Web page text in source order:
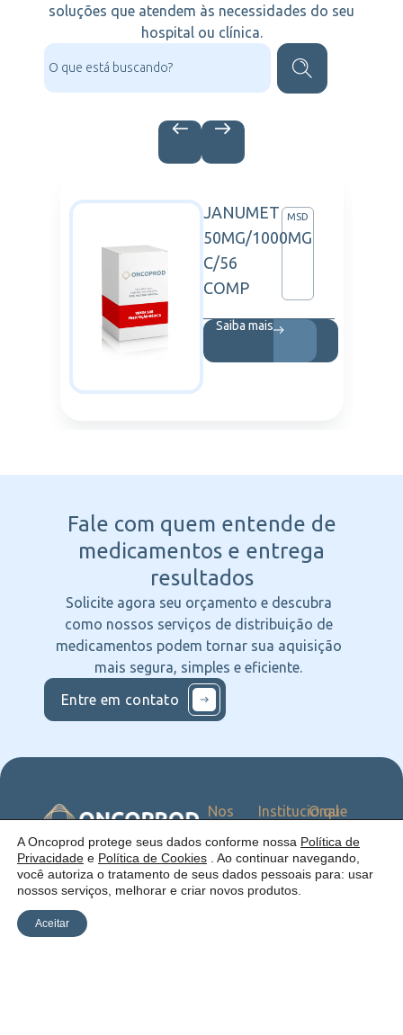
soluções que atendem às necessidades do seu
hospital ou clínica.
JANUMET
50MG/1000MG
C/56
COMP
MSD
Saiba mais
Fale com quem entende de
medicamentos e entrega
resultados
Solicite agora seu orçamento e descubra
como nossos serviços de distribuição de
medicamentos podem tornar sua aquisição
mais segura, simples e eficiente.
Entre em contato
Uma empresa:
Institucional
somos
Como
atuamos
Estrutura
Blog
O que
Serviços
Catálogo
Nos
nas
Redes
A Oncoprod protege seus dados conforme nossa Política de
Privacidade e Política de Cookies . Ao continuar navegando,
você autoriza o tratamento de seus dados pessoais para: usar
nossos serviços, melhorar e criar novos produtos.
Aceitar